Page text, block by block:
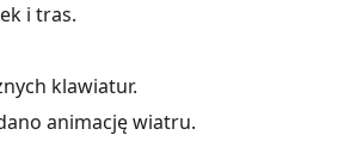
i tras.
klawiatur.
animację wiatru.